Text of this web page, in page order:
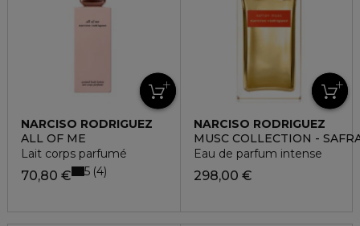
NARCISO RODRIGUEZ
ALL OF ME
Lait corps parfumé
70,80 € 5 4
NARCISO RODRIGUEZ
MUSC COLLECTION -
Eau de parfum intense
298,00 €